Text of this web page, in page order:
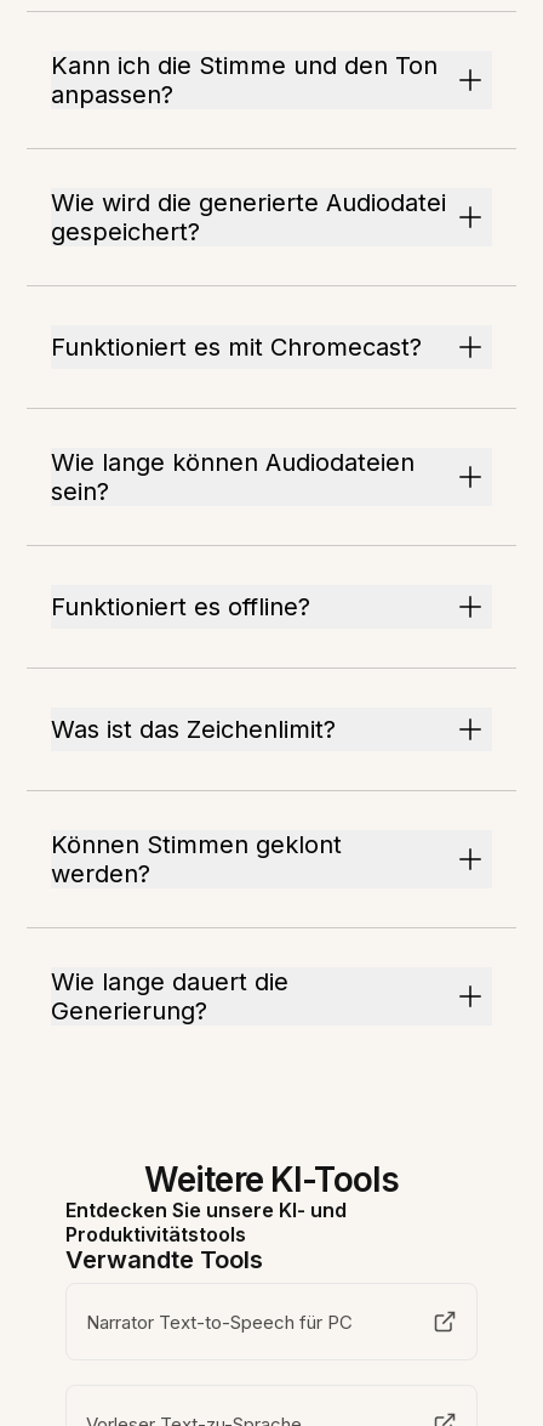
Kann ich die Stimme und den Ton
anpassen?
Wie wird die generierte Audiodatei
gespeichert?
Funktioniert es mit Chromecast?
Wie lange können Audiodateien
sein?
Funktioniert es offline?
Was ist das Zeichenlimit?
Können Stimmen geklont
werden?
Wie lange dauert die
Generierung?
Weitere KI-Tools
Entdecken Sie unsere KI- und
Produktivitätstools
Verwandte Tools
Narrator Text-to-Speech für PC